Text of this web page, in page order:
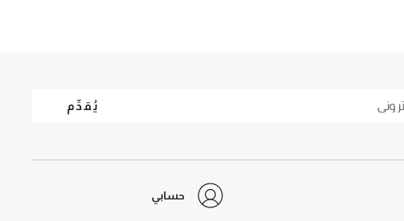
يُقدِّم
حسابي